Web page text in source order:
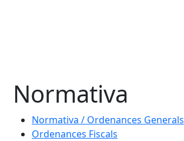
Normativa
Normativa / Ordenances Generals
Ordenances Fiscals